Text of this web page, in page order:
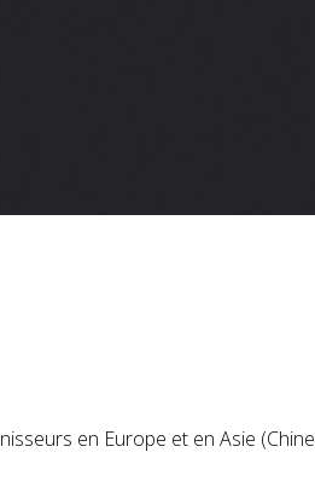
en Europe et en Asie